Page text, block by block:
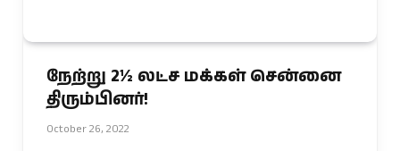
நேற்று 2½ லட்ச மக்கள் சென்னை
திரும்பினர்!
October 26, 2022